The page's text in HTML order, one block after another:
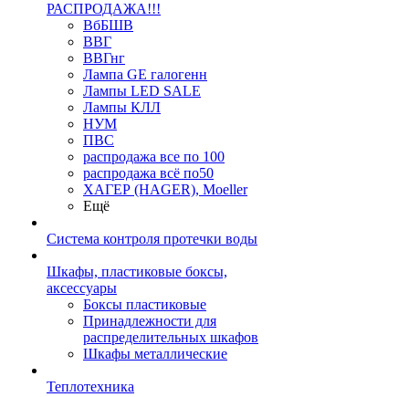
РАСПРОДАЖА!!!
ВбБШВ
ВВГ
ВВГнг
Лампа GE галогенн
Лампы LED SALE
Лампы КЛЛ
НУМ
ПВС
распродажа все по 100
распродажа всё по50
ХАГЕР (HAGER), Moeller
Ещё
Система контроля протечки воды
Шкафы, пластиковые боксы,
аксессуары
Боксы пластиковые
Принадлежности для
распределительных шкафов
Шкафы металлические
Теплотехника